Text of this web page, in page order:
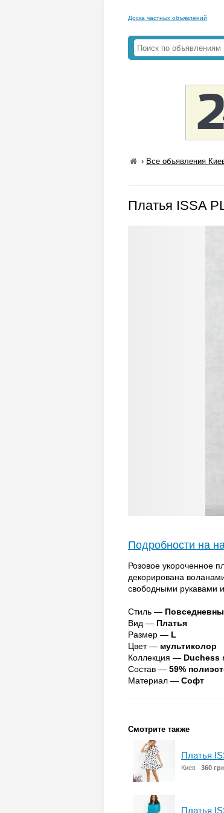
Доска частных объявлений
› Все объявления
Платья ISSA
Подробности на
Розовое укороченное
декорирована
свободными рукавами
Стиль —
Вид — Платья
Размер — L
Цвет — мультиколор
Коллекция — Duchess
Состав — 59%
Материал — Софт
Смотрите также
Платья
Киев 360 грн
Платья